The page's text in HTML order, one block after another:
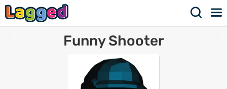
Funny Shooter